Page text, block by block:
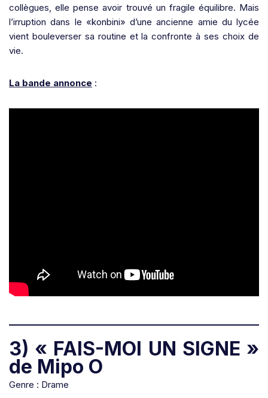
collègues, elle pense avoir trouvé un fragile équilibre. Mais
l’irruption dans le «konbini» d’une ancienne amie du lycée
vient bouleverser sa routine et la confronte à ses choix de
vie.
La bande annonce :
3) « FAIS-MOI UN SIGNE »
de Mipo O
Genre : Drame